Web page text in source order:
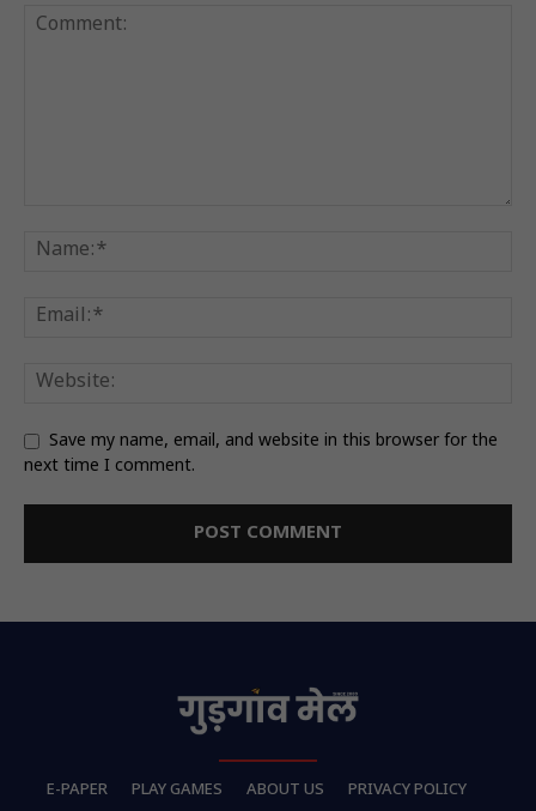
Save my name, email, and website in this browser for the
next time I comment.
E-PAPER PLAY GAMES ABOUT US
PRIVACY POLICY